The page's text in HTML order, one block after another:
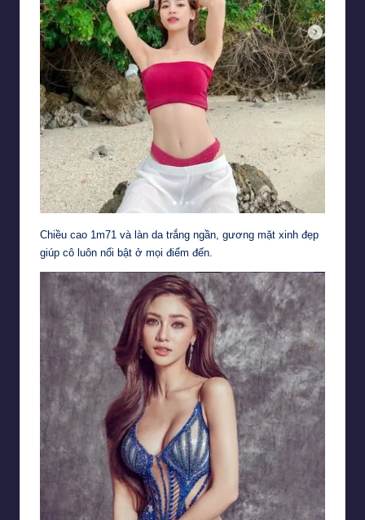
Chiều cao 1m71 và làn da trắng ngần, gương mặt xinh đẹp
giúp cô luôn nổi bật ở mọi điểm đến.